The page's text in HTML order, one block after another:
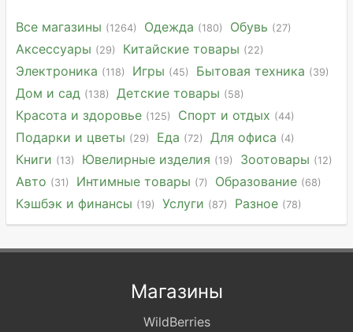
Все магазины (1264) Одежда (180) Обувь (27)
Аксессуары (29) Китайские товары (22)
Электроника (118) Игры (45) Бытовая техника (39)
Дом и сад (138) Детские товары (58)
Красота и здоровье (125) Спорт и отдых (44)
Подарки и цветы (29) Еда (72) Для офиса (4)
Книги (13) Ювелирные изделия (19) Зоотовары (12)
Авто (31) Интимные товары (7) Образование (68)
Кэшбэк и финансы (19) Услуги (87) Разное (78)
Магазины
WildBerries